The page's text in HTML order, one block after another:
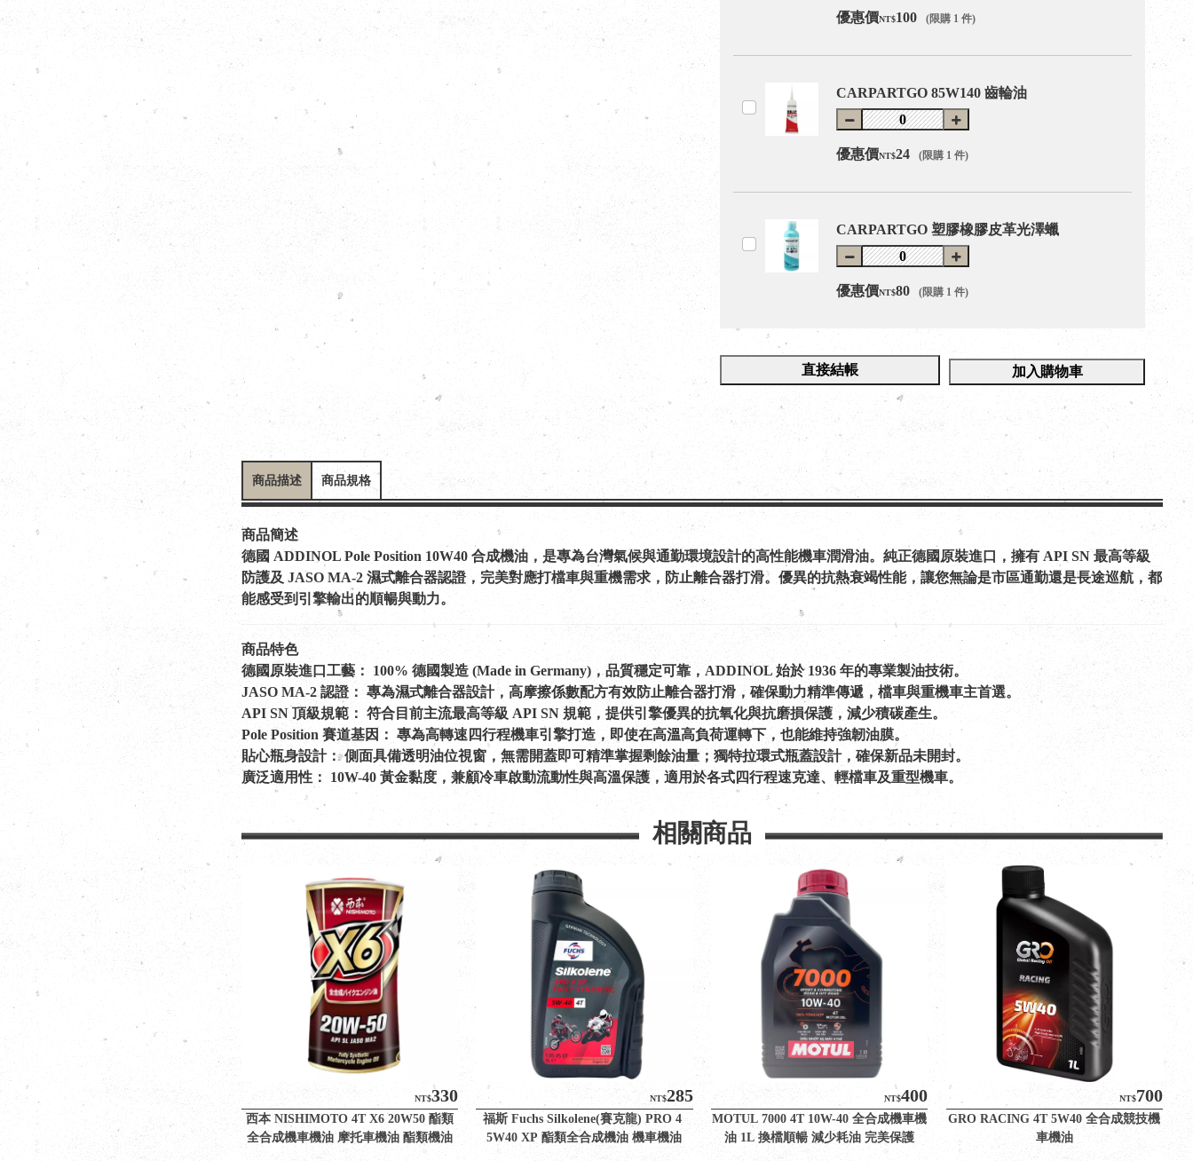
優惠價NT$100 (限購 1 件)
CARPARTGO 85W140 齒輪油
優惠價NT$24 (限購 1 件)
CARPARTGO 塑膠橡膠皮革光澤蠟
優惠價NT$80 (限購 1 件)
直接結帳 加入購物車
商品描述 商品規格
商品簡述
德國 ADDINOL Pole Position 10W40 合成機油，是專為台灣氣候與通勤環境設計的高性能機車潤滑油。純正德國原裝進口，擁有 API SN 最高等級
防護及 JASO MA-2 濕式離合器認證，完美對應打檔車與重機需求，防止離合器打滑。優異的抗熱衰竭性能，讓您無論是市區通勤還是長途巡航，都
能感受到引擎輸出的順暢與動力。
商品特色
德國原裝進口工藝： 100% 德國製造 (Made in Germany)，品質穩定可靠，ADDINOL 始於 1936 年的專業製油技術。
JASO MA-2 認證： 專為濕式離合器設計，高摩擦係數配方有效防止離合器打滑，確保動力精準傳遞，檔車與重機車主首選。
API SN 頂級規範： 符合目前主流最高等級 API SN 規範，提供引擎優異的抗氧化與抗磨損保護，減少積碳產生。
Pole Position 賽道基因： 專為高轉速四行程機車引擎打造，即使在高溫高負荷運轉下，也能維持強韌油膜。
貼心瓶身設計： 側面具備透明油位視窗，無需開蓋即可精準掌握剩餘油量；獨特拉環式瓶蓋設計，確保新品未開封。
廣泛適用性： 10W-40 黃金黏度，兼顧冷車啟動流動性與高溫保護，適用於各式四行程速克達、輕檔車及重型機車。
相關商品
NT$330
西本 NISHIMOTO 4T X6 20W50 酯類
全合成機車機油 摩托車機油 酯類機油
NT$285
福斯 Fuchs Silkolene(賽克龍) PRO 4
5W40 XP 酯類全合成機油 機車機油
NT$400
MOTUL 7000 4T 10W-40 全合成機車機
油 1L 換檔順暢 減少耗油 完美保護
NT$700
GRO RACING 4T 5W40 全合成競技機
車機油